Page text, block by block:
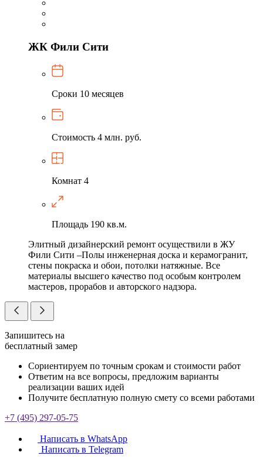
ЖК Фили Сити
Сроки 10 месяцев
Стоимость 4 млн. руб.
Комнат 4
Площадь 190 кв.м.
Элитный дизайнерский ремонт осуществили в ЖУ
Фили Сити –Полы инженерная доска и керамогранит,
стены покраска и обои, потолки натяжные. Все
материалы высшего качество под особым контролем
мастеров, прорабов и авторского надзора.
Запишитесь на
бесплатный замер
Сориентируем по точным срокам и стоимости работ
Ответим на все вопросы, предложим варианты
реализации ваших идей
Получите бесплатную полную смету со всеми работами
+7 (495) 297-05-75
Написать в WhatsApp
Написать в Telegram